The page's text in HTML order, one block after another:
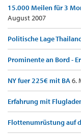
15.000 Meilen für 3
August 2007
Politische Lage
Prominente an Bord -
NY fuer 225€ mit BA6.
Erfahrung mit
Flottenumrüstung auf